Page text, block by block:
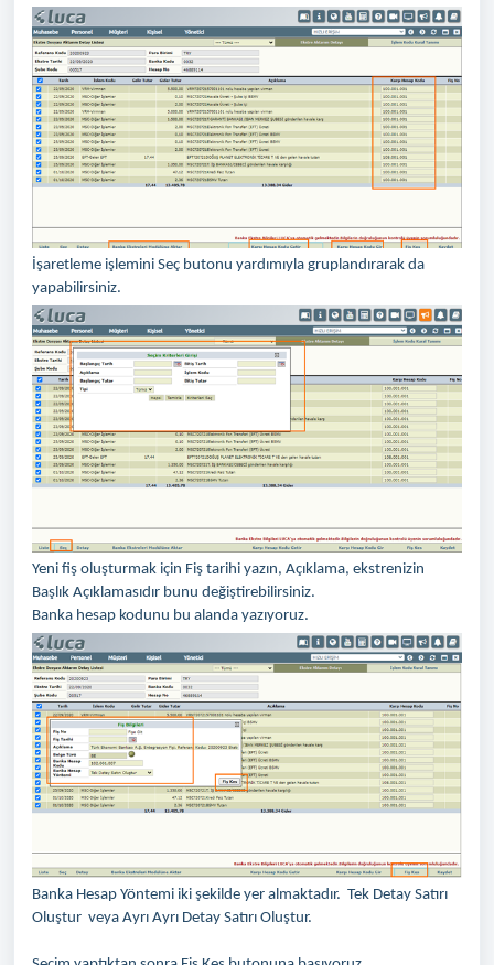
İşaretleme işlemini Seç butonu yardımıyla gruplandırarak da
yapabilirsiniz.
Yeni fiş oluşturmak için Fiş tarihi yazın, Açıklama, ekstrenizin
Başlık Açıklamasıdır bunu değiştirebilirsiniz.
Banka hesap kodunu bu alanda yazıyoruz.
Banka Hesap Yöntemi iki şekilde yer almaktadır. Tek Detay Satırı
Oluştur veya Ayrı Ayrı Detay Satırı Oluştur.